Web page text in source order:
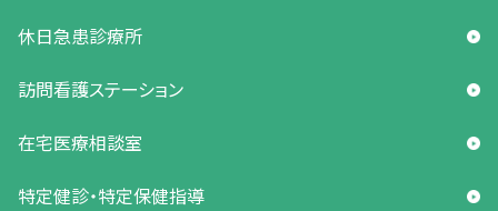
休日急患診療所
訪問看護ステーション
在宅医療相談室
特定健診・特定保健指導